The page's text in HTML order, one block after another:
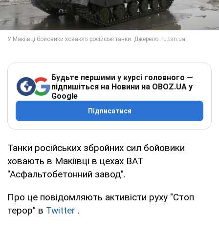
Будьте першими у курсі головного —
підпишіться на Новини на OBOZ.UA у
Google
Підписатися
Танки російських збройних сил бойовики
ховають в Макіївці в цехах ВАТ
"Асфальтобетонний завод".
Про це повідомляють активісти руху "Стоп
терор" в Twitter .